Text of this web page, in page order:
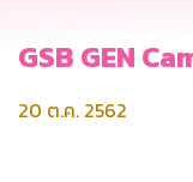
GSB GEN
20 ต.ค. 2562